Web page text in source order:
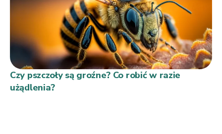
Czy pszczoły są groźne? Co robić w razie
użądlenia?